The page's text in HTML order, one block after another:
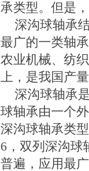
承类型。但是
深沟球轴承
最广的一类轴
农业机械、纺
上，是我国产
深沟球轴承
球轴承由一个
深沟球轴承类
6，双列深沟球
普遍，应用最